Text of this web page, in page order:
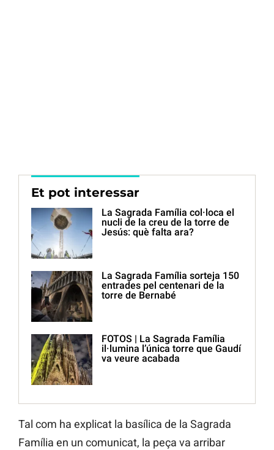
Et pot interessar
La Sagrada Família col·loca el
nucli de la creu de la torre de
Jesús: què falta ara?
La Sagrada Família sorteja 150
entrades pel centenari de la
torre de Bernabé
FOTOS | La Sagrada Família
il·lumina l’única torre que Gaudí
va veure acabada
Tal com ha explicat la basílica de la Sagrada
Família en un comunicat, la peça va arribar